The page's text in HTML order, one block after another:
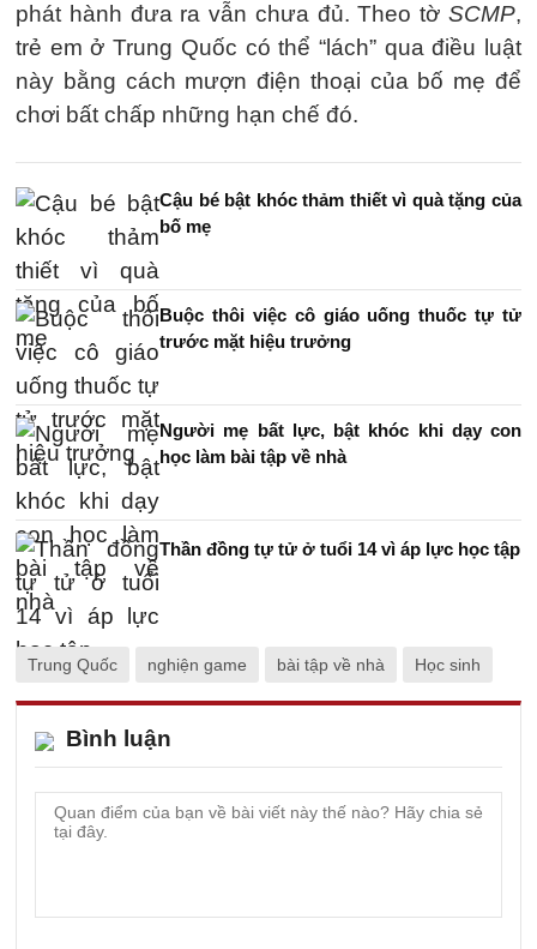
phát hành đưa ra vẫn chưa đủ. Theo tờ SCMP,
trẻ em ở Trung Quốc có thể “lách” qua điều luật
này bằng cách mượn điện thoại của bố mẹ để
chơi bất chấp những hạn chế đó.
Cậu bé bật khóc thảm thiết vì quà tặng của
bố mẹ
Buộc thôi việc cô giáo uống thuốc tự tử
trước mặt hiệu trưởng
Người mẹ bất lực, bật khóc khi dạy con
học làm bài tập về nhà
Thần đồng tự tử ở tuổi 14 vì áp lực học tập
Trung Quốc nghiện game bài tập về nhà Học sinh
Bình luận